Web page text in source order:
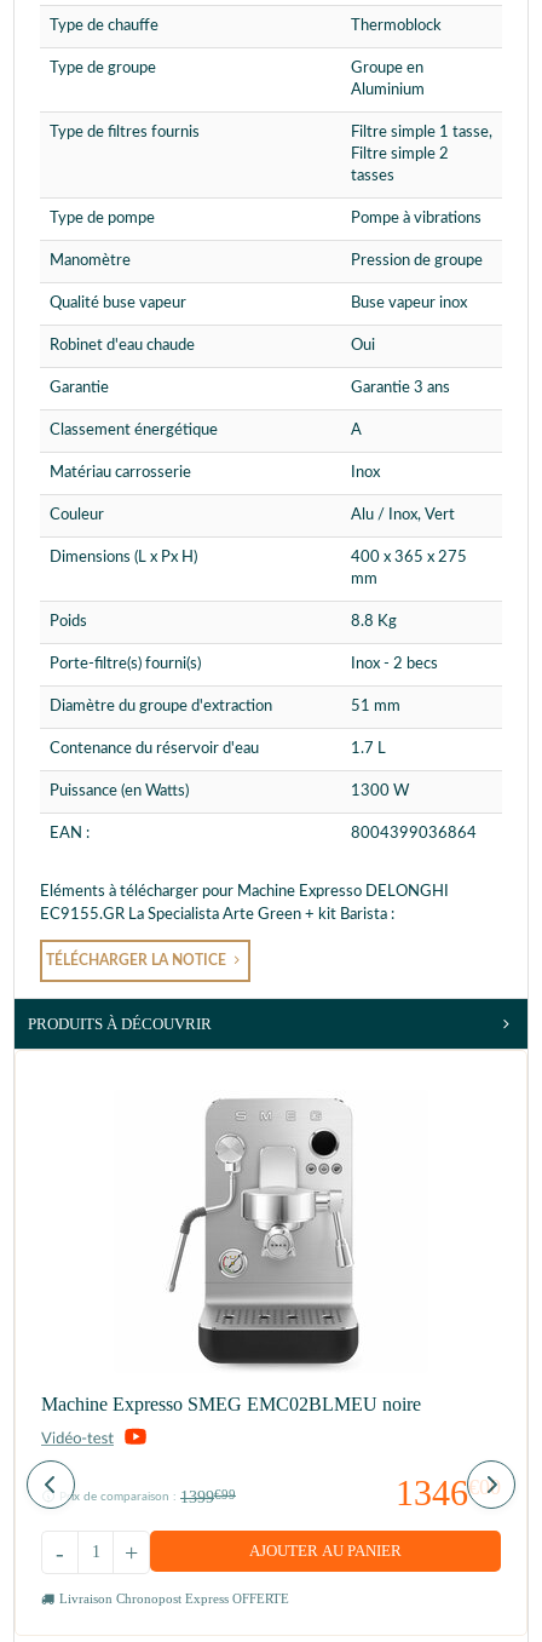
Type de chauffe Thermoblock
Type de groupe
Groupe en
Aluminium
Type de filtres fournis
Filtre simple 1 tasse,
Filtre simple 2
tasses
Type de pompe Pompe à vibrations
Manomètre Pression de groupe
Qualité buse vapeur Buse vapeur inox
Robinet d'eau chaude Oui
Garantie Garantie 3 ans
Classement énergétique A
Matériau carrosserie Inox
Couleur Alu / Inox, Vert
Dimensions (L x Px H)
400 x 365 x 275
mm
Poids 8.8 Kg
Porte-filtre(s) fourni(s) Inox - 2 becs
Diamètre du groupe d'extraction 51 mm
Contenance du réservoir d'eau 1.7 L
Puissance (en Watts) 1300 W
EAN : 8004399036864
Eléments à télécharger pour Machine Expresso DELONGHI
EC9155.GR La Specialista Arte Green + kit Barista :
TÉLÉCHARGER LA NOTICE
PRODUITS À DÉCOUVRIR
Machine Expresso SMEG EMC02BLMEU noire
1346€00
Prix de comparaison : 1399€99
+
- AJOUTER AU PANIER
Livraison Chronopost Express OFFERTE